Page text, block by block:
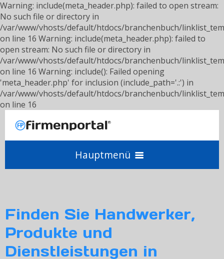
Warning: include(meta_header.php): failed to open stream:
No such file or directory in
/var/www/vhosts/default/htdocs/branchenbuch/
on line 16 Warning: include(meta_header.php): failed to
open stream: No such file or directory in
/var/www/vhosts/default/htdocs/branchenbuch/
on line 16 Warning: include(): Failed opening
'meta_header.php' for inclusion (include_path='.:') in
/var/www/vhosts/default/htdocs/branchenbuch/
on line 16
Hauptmenü
Anbieter werden
Login
Finden Sie Handwerker,
Produkte und
Dienstleistungen in